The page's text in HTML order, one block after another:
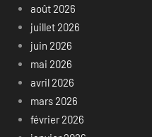
août 2026
juillet 2026
juin 2026
mai 2026
avril 2026
mars 2026
février 2026